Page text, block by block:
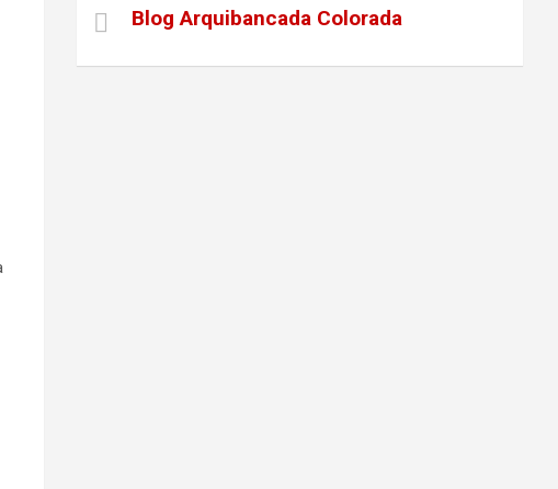
Blog Arquibancada Colorada